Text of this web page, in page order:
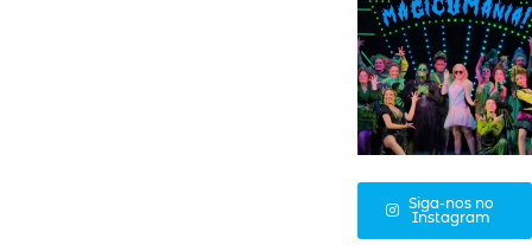
Siga-nos no
Instagram